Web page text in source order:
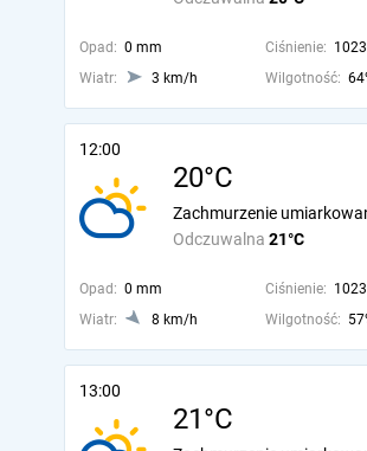
Opad: 0 mm Ciśnienie:
Wiatr:
3 km/h Wilgotność:
12:00
20°C
Odczuwalna 21°C
Zachmurzenie
Opad: 0 mm Ciśnienie:
Wiatr:
8 km/h Wilgotność:
13:00
21°C